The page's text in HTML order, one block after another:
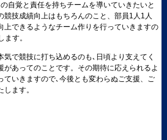
自覚と責任を持ちチームを導いていきたいと
競技成績向上はもちろんのこと、部員1人1人
上できるようなチーム作りを行っていきますの
す。
で競技に打ち込めるのも､日頃より支えてく
があってのことです。その期待に応えられるよ
ていきますので､今後とも変わらぬご支援、ご
ます。